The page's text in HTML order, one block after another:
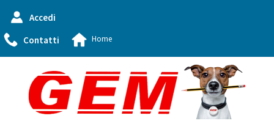
Accedi
Contatti
Home